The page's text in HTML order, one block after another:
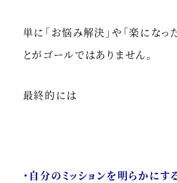
単に「お悩み解決」や「楽になっ
とがゴールではありません。
最終的には
・自分のミッションを明らかにす